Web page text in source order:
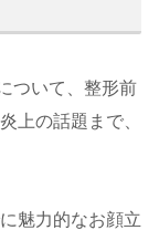
ついて、整形前
上の話題まで、
魅力的なお顔立